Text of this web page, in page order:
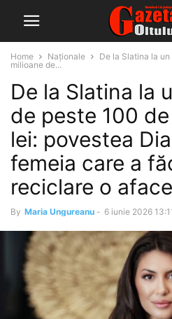
Home Naționale
De la Slatina la
milioane de...
De la Slatina la
de peste 100
lei: povestea
femeia care a
reciclare o
By Maria Ungureanu - 6 iunie 2026